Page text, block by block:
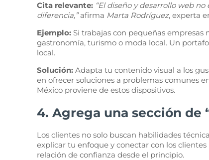
Cita relevante: “El diseño y desarrollo web
diferencia,”afirma Marta Rodríguez, experta
Ejemplo: Si trabajas con pequeñas
gastronomía, turismo o moda local. Un
local.
Solución: Adapta tu contenido visual a los
en ofrecer soluciones a problemas comunes
México proviene de estos dispositivos.
4. Agrega una sección de
Los clientes no solo buscan habilidades
explicar tu enfoque y conectar con los
relación de confianza desde el principio.